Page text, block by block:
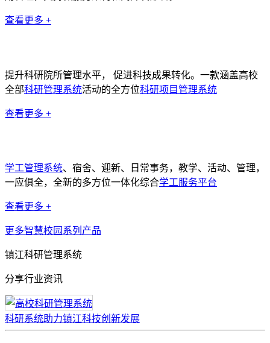
查看更多 +
提升科研院所管理水平， 促进科技成果转化。一款涵盖高校
全部科研管理系统活动的全方位科研项目管理系统
查看更多 +
学工管理系统、宿舍、迎新、日常事务，教学、活动、管理，
一应俱全，全新的多方位一体化综合学工服务平台
查看更多 +
更多智慧校园系列产品
镇江科研管理系统
分享行业资讯
科研系统助力镇江科技创新发展